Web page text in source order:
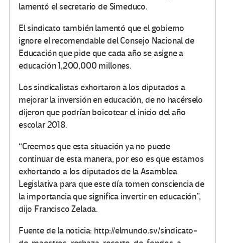
lamentó el secretario de Simeduco.
El sindicato también lamentó que el gobierno
ignore el recomendable del Consejo Nacional de
Educación que pide que cada año se asigne a
educación 1,200,000 millones.
Los sindicalistas exhortaron a los diputados a
mejorar la inversión en educación, de no hacérselo
dijeron que podrían boicotear el inicio del año
escolar 2018.
“Creemos que esta situación ya no puede
continuar de esta manera, por eso es que estamos
exhortando a los diputados de la Asamblea
Legislativa para que este día tomen consciencia de
la importancia que significa invertir en educación”,
dijo Francisco Zelada.
Fuente de la noticia: http://elmundo.sv/sindicato-